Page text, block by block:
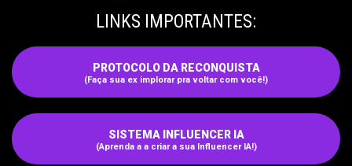
LINKS IMPORTANTES:
PROTOCOLO DA RECONQUISTA
(Faça sua ex implorar pra voltar com você!)
SISTEMA INFLUENCER IA
(Aprenda a a criar a sua Influencer IA!)